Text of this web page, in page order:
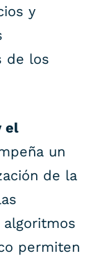
y
de los
el
un
de la
permiten